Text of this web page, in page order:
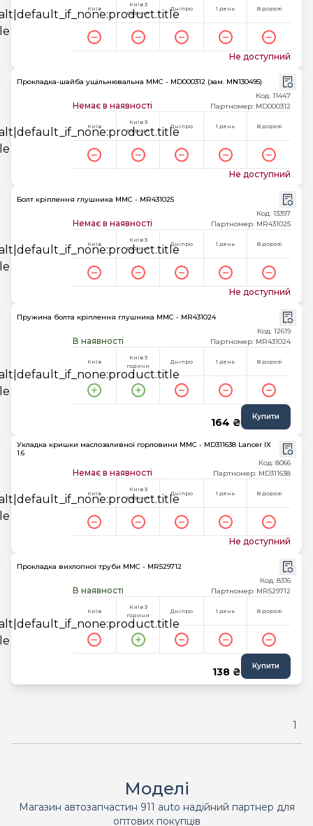
Київ
Київ 3
години
Дніпро 1 день В дорозі
Не доступний
Прокладка-шайба ущільнювальна MMC - MD000312 (зам. MN130495)
Немає в наявності
Код: 11447
Партномер: MD000312
Київ
Київ 3
години
Дніпро 1 день В дорозі
Не доступний
Болт кріплення глушника MMC - MR431025
Немає в наявності
Код: 13397
Партномер: MR431025
Київ
Київ 3
години
Дніпро 1 день В дорозі
Не доступний
Пружина болта кріплення глушника MMC - MR431024
В наявності
Код: 12619
Партномер: MR431024
Київ
Київ 3
години
Дніпро 1 день В дорозі
164 ₴ Купити
Укладка кришки маслозаливної горловини MMC - MD311638 Lancer IX
1.6
Немає в наявності
Код: 8066
Партномер: MD311638
Київ
Київ 3
години
Дніпро 1 день В дорозі
Не доступний
Прокладка вихлопної труби MMC - MR529712
В наявності
Код: 8316
Партномер: MR529712
Київ
Київ 3
години
Дніпро 1 день В дорозі
138 ₴ Купити
1
Моделі
Магазин автозапчастин 911 auto надійний партнер для
оптових покупців